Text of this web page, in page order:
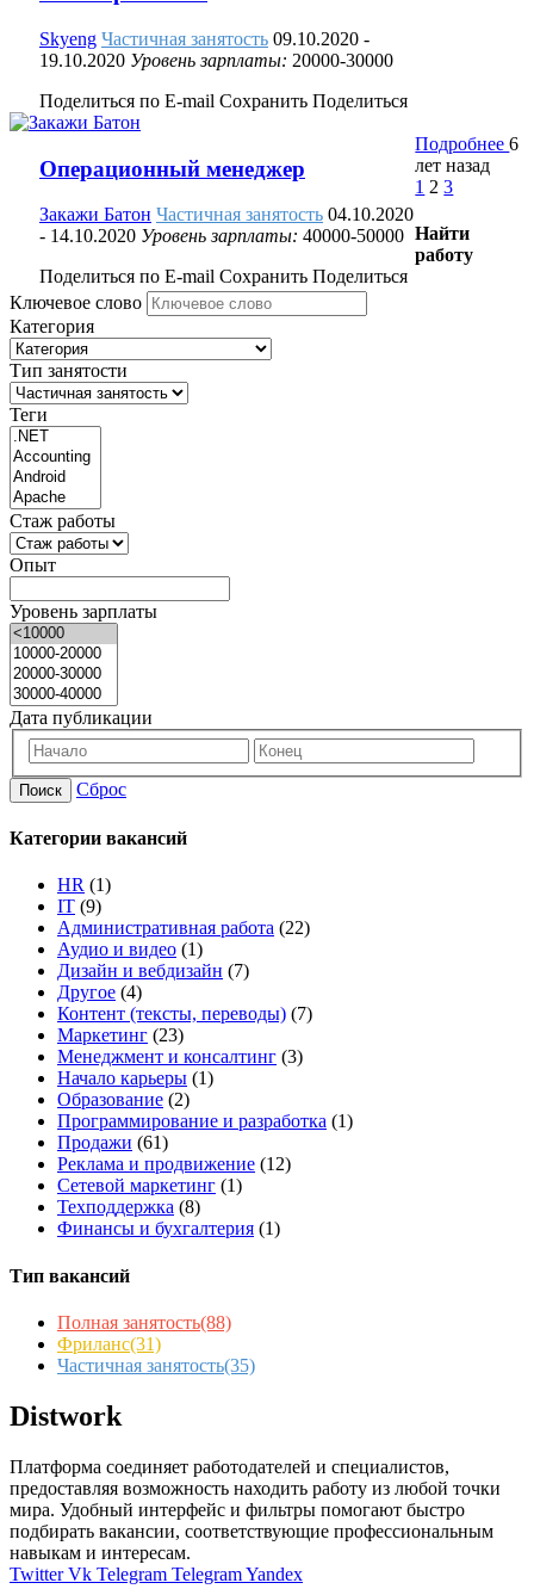
Skyeng Частичная занятость 09.10.2020 -
19.10.2020 Уровень зарплаты: 20000-30000
Поделиться по E-mail Сохранить Поделиться
Операционный менеджер
Закажи Батон Частичная занятость 04.10.2020
- 14.10.2020 Уровень зарплаты: 40000-50000
Поделиться по E-mail Сохранить Поделиться
Подробнее6
лет назад
1 2 3
Найти
работу
Ключевое слово
Категория
Тип занятости
Теги
Стаж работы
Опыт
Уровень зарплаты
Дата публикации
Поиск Сброс
Категории вакансий
HR (1)
IT (9)
Административная работа (22)
Аудио и видео (1)
Дизайн и вебдизайн (7)
Другое (4)
Контент (тексты, переводы) (7)
Маркетинг (23)
Менеджмент и консалтинг (3)
Начало карьеры (1)
Образование (2)
Программирование и разработка (1)
Продажи (61)
Реклама и продвижение (12)
Сетевой маркетинг (1)
Техподдержка (8)
Финансы и бухгалтерия (1)
Тип вакансий
Полная занятость(88)
Фриланс(31)
Частичная занятость(35)
Distwork
Платформа соединяет работодателей и специалистов,
предоставляя возможность находить работу из любой точки
мира. Удобный интерфейс и фильтры помогают быстро
подбирать вакансии, соответствующие профессиональным
навыкам и интересам.
Twitter Vk Telegram TelegramYandex